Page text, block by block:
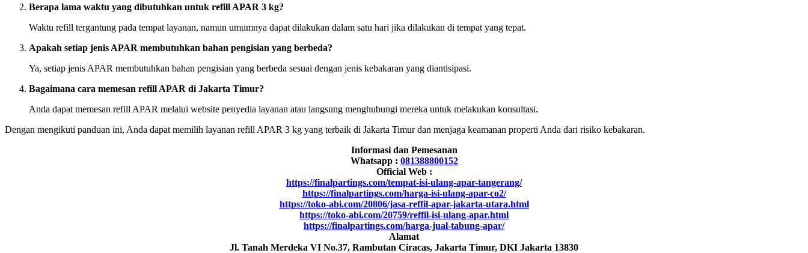
Berapa lama waktu yang dibutuhkan untuk refill APAR 3 kg?
Waktu refill tergantung pada tempat layanan, namun umumnya dapat dilakukan dalam satu hari jika dilakukan di tempat yang tepat.
Apakah setiap jenis APAR membutuhkan bahan pengisian yang berbeda?
Ya, setiap jenis APAR membutuhkan bahan pengisian yang berbeda sesuai dengan jenis kebakaran yang diantisipasi.
Bagaimana cara memesan refill APAR di Jakarta Timur?
Anda dapat memesan refill APAR melalui website penyedia layanan atau langsung menghubungi mereka untuk melakukan konsultasi.
Dengan mengikuti panduan ini, Anda dapat memilih layanan refill APAR 3 kg yang terbaik di Jakarta Timur dan menjaga keamanan properti Anda dari risiko kebakaran.
Informasi dan Pemesanan
Whatsapp : 081388800152
Official Web :
https://finalpartings.com/tempat-isi-ulang-apar-tangerang/
https://finalpartings.com/harga-isi-ulang-apar-co2/
https://toko-abi.com/20806/jasa-reffil-apar-jakarta-utara.html
https://toko-abi.com/20759/reffil-isi-ulang-apar.html
https://finalpartings.com/harga-jual-tabung-apar/
Alamat
Jl. Tanah Merdeka VI No.37, Rambutan Ciracas, Jakarta Timur, DKI Jakarta 13830